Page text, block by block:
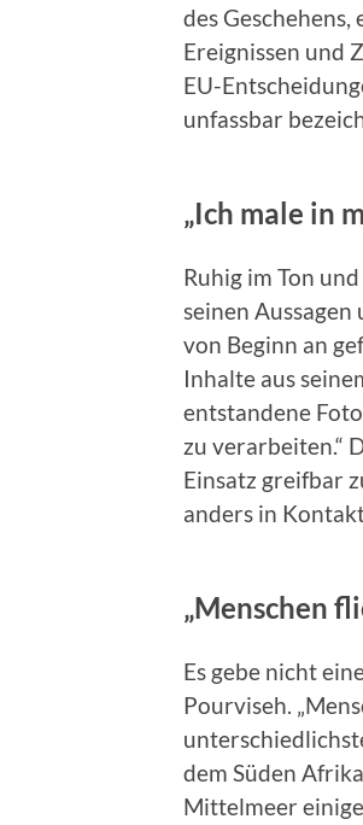
des
Ereignissen und
EU-
unfassbar
„Ich male in
Ruhig im Ton
seinen
von Beginn an
Inhalte aus
entstandene
zu verarbeiten.“
Einsatz greifbar
anders in
„Menschen
Es gebe nicht
Pourviseh.
dem Süden
Mittelmeer